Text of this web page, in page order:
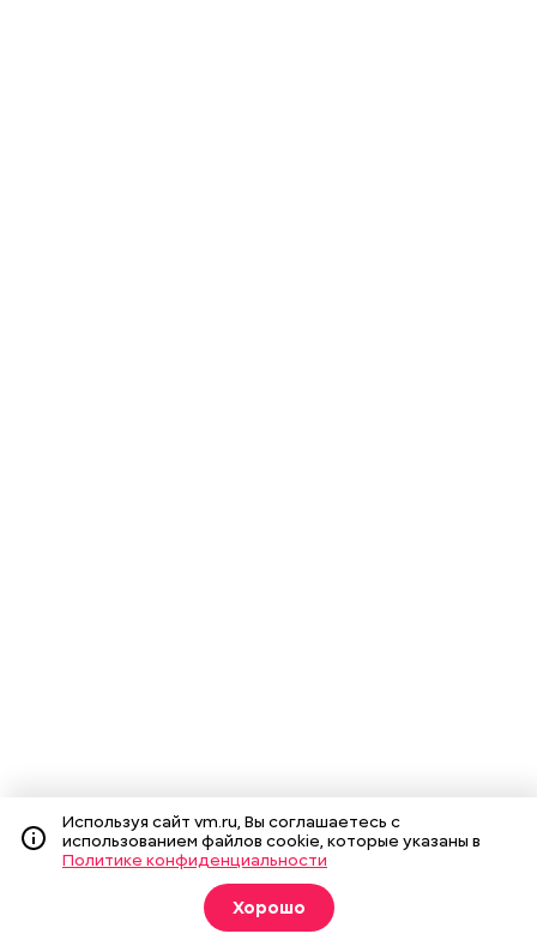
Используя сайт vm.ru, Вы соглашаетесь с
использованием файлов cookie, которые указаны в
Политике конфиденциальности
Хорошо